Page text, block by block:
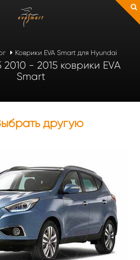
Коврики EVA Smart для Hyundai
- 2015 коврики EVA
Smart
другую